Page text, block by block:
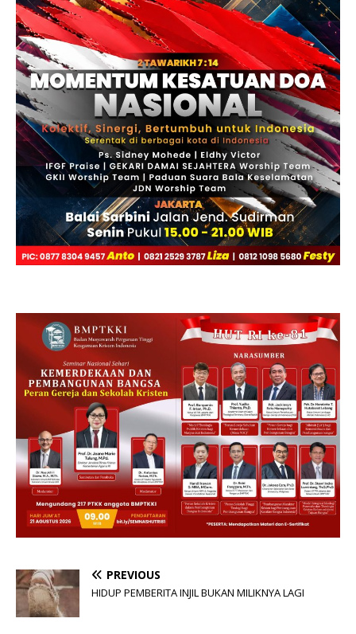
PREVIOUS
HIDUP PEMBERITA INJIL BUKAN MILIKNYA LAGI